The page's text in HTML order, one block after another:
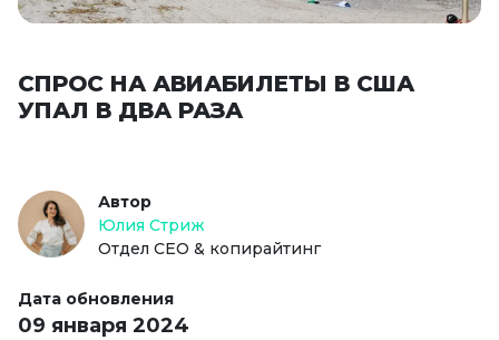
СПРОС НА АВИАБИЛЕТЫ В США
УПАЛ В ДВА РАЗА
Автор
Юлия Стриж
Отдел СЕО & копирайтинг
Дата обновления
09 января 2024